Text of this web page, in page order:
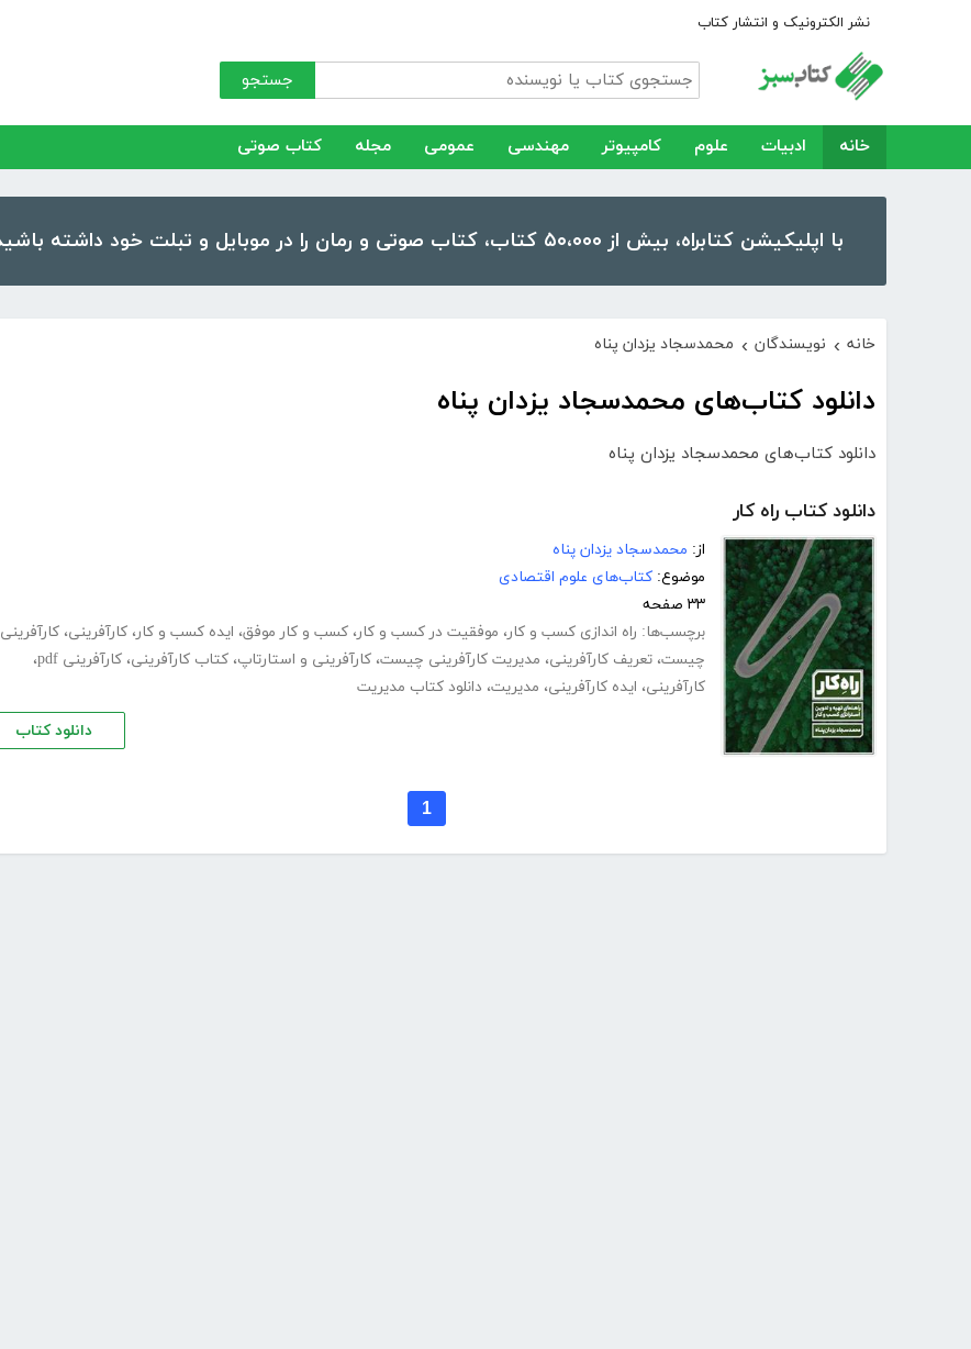
نشر الکترونیک و انتشار کتاب
جستجو
خانه ادبیات علوم کامپیوتر مهندسی عمومی مجله کتاب صوتی
با اپلیکیشن کتابراه، بیش از ۵۰،۰۰۰ کتاب، کتاب صوتی و رمان را در موبایل و تبلت خود داشته باشید!
خانه › نویسندگان › محمدسجاد یزدان پناه
دانلود کتاب‌های محمدسجاد یزدان پناه
دانلود کتاب‌های محمدسجاد یزدان پناه
دانلود کتاب راه کار
از: محمدسجاد یزدان پناه
موضوع: کتاب‌های علوم اقتصادی
۳۳ صفحه
برچسب‌ها: راه اندازی کسب و کار، موفقیت در کسب و کار، کسب و کار موفق، ایده کسب و کار، کارآفرینی، کارآفرینی
چیست، تعریف کارآفرینی، مدیریت کارآفرینی چیست، کارآفرینی و استارتاپ، کتاب کارآفرینی، کارآفرینی pdf
،
کارآفرینی، ایده کارآفرینی، مدیریت، دانلود کتاب مدیریت
دانلود کتاب
1